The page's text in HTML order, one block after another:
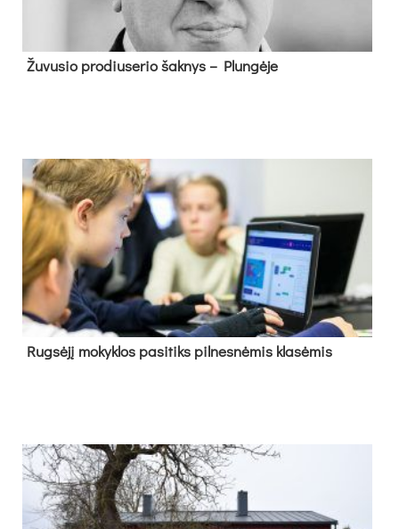
Žu­vu­sio pro­diu­se­rio šak­nys – Plun­gė­je
Rug­sė­jį mo­kyk­los pa­si­tiks pil­nes­nė­mis kla­sė­mis